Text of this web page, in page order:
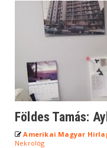
Földes Tamás:
Amerikai Magyar
Nekrológ